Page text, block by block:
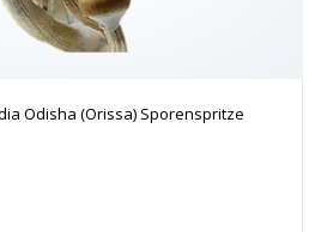
Odisha (Orissa) Sporenspritze